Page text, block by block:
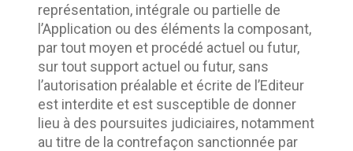
représentation, intégrale ou partielle de
l’Application ou des éléments la composant,
par tout moyen et procédé actuel ou futur,
sur tout support actuel ou futur, sans
l’autorisation préalable et écrite de l’Editeur
est interdite et est susceptible de donner
lieu à des poursuites judiciaires, notamment
au titre de la contrefaçon sanctionnée par